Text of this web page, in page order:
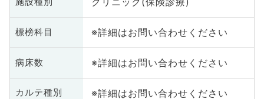
標榜科目 ※詳細はお問い合わせください
病床数 ※詳細はお問い合わせください
カルテ種別 ※詳細はお問い合わせください